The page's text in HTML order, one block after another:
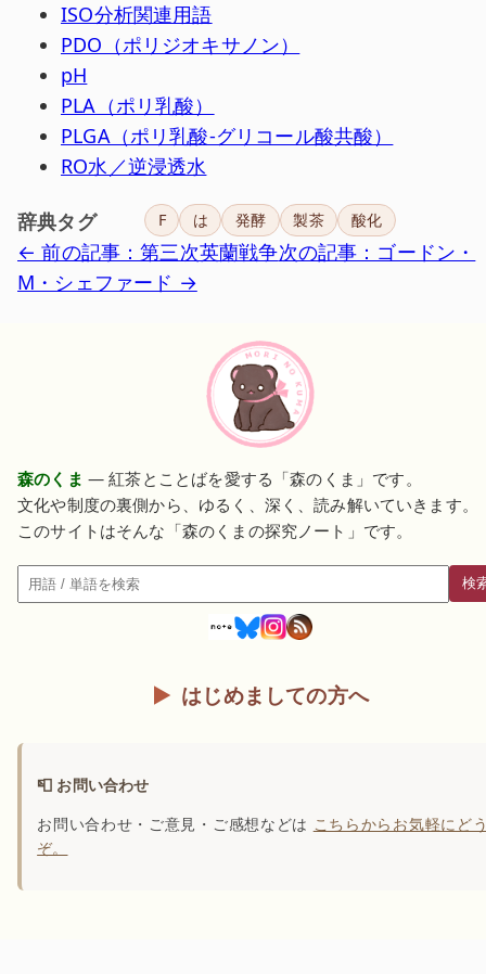
ISO分析関連用語
PDO（ポリジオキサノン）
pH
PLA（ポリ乳酸）
PLGA（ポリ乳酸-グリコール酸共酸）
RO水／逆浸透水
辞典タグ F は 発酵 製茶 酸化
← 前の記事：第三次英蘭戦争次の記事：ゴードン・
M・シェファード →
森のくま — 紅茶とことばを愛する「森のくま」です。
文化や制度の裏側から、ゆるく、深く、読み解いていきます。
このサイトはそんな「森のくまの探究ノート」です。
検索
検
はじめましての方へ
📮 お問い合わせ
お問い合わせ・ご意見・ご感想などは こちらからお気軽にど
ぞ。